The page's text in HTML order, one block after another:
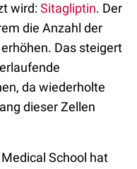
wird:Sitagliptin. Der
die Anzahl der
erhöhen. Das steigert
da wiederholte
dieser Zellen
School hat